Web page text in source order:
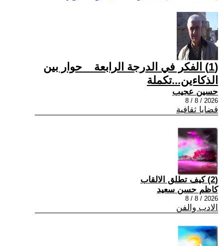
(1) الفكر في الدرجة الرابعة _ حوار بين
الذكاءين...تكملة
حسين عجيب
2026 / 8 / 8
قضايا ثقافية
(2) كيف تطلق الالقاب
كاظم حسن سعيد
2026 / 8 / 8
الادب والفن